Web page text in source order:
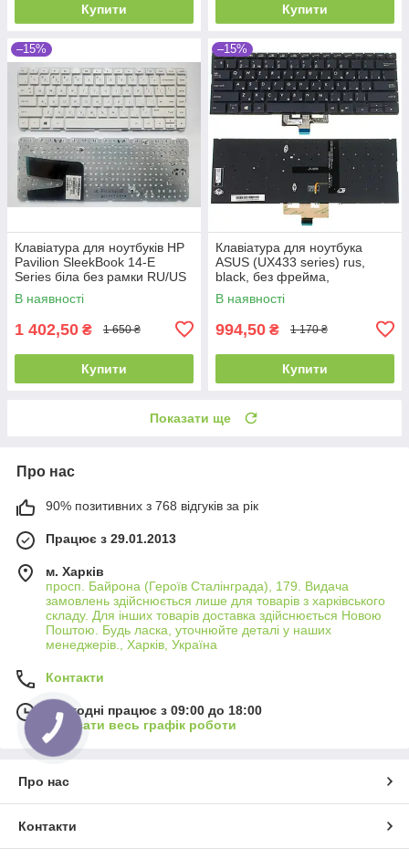
Купити Купити
–15%
Клавіатура для ноутбуків HP
Pavilion SleekBook 14-E
Series біла без рамки RU/US
В наявності
1 402,50 ₴ 1 650 ₴
Купити
–15%
Клавіатура для ноутбука
ASUS (UX433 series) rus,
black, без фрейма,
підсвічування клавіш
В наявності
994,50 ₴ 1 170 ₴
Купити
Показати ще
Про нас
90% позитивних з 768 відгуків за рік
Працює з 29.01.2013
м. Харків
просп. Байрона (Героїв Сталінграда), 179. Видача
замовлень здійснюється лише для товарів з харківського
складу. Для інших товарів доставка здійснюється Новою
Поштою. Будь ласка, уточнюйте деталі у наших
менеджерів., Харків, Україна
Контакти
Сьогодні працює з 09:00 до 18:00
Показати весь графік роботи
Про нас
Контакти